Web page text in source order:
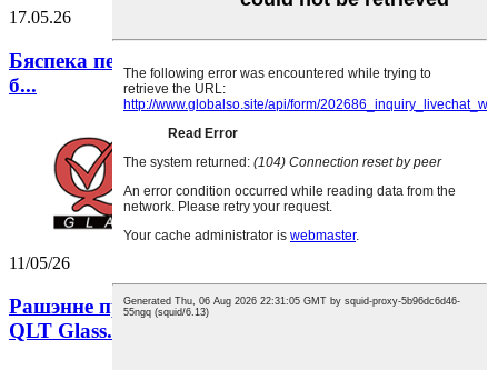
17.05.26
Бяспека перш за ўсё: як QLT Glass забяспечвае
б...
11/05/26
Рашэнне праблемы ўцечкі з бутэлькі з алеем: як
QLT Glass...